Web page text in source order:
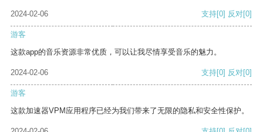
2024-02-06 支持[0] 反对[0]
游客
这款app的音乐资源非常优质，可以让我尽情享受音乐的魅力。
2024-02-06 支持[0] 反对[0]
游客
这款加速器VPM应用程序已经为我们带来了无限的隐私和安全性保护。